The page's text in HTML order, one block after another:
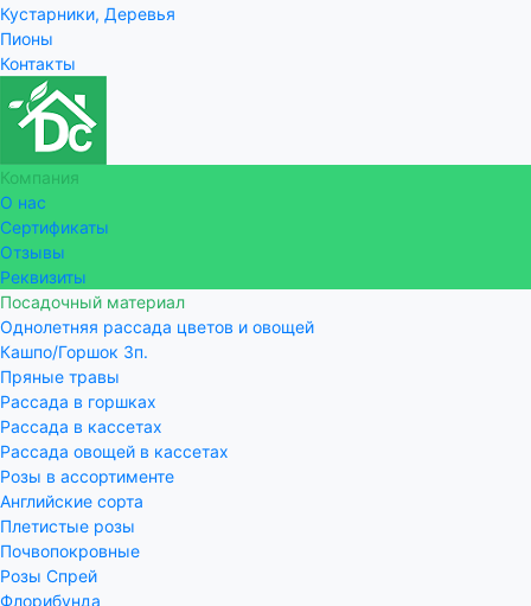
Кустарники, Деревья
Пионы
Контакты
Компания
О нас
Сертификаты
Отзывы
Реквизиты
Посадочный материал
Однолетняя рассада цветов и овощей
Кашпо/Горшок 3п.
Пряные травы
Рассада в горшках
Рассада в кассетах
Рассада овощей в кассетах
Розы в ассортименте
Английские сорта
Плетистые розы
Почвопокровные
Розы Спрей
Флорибунда